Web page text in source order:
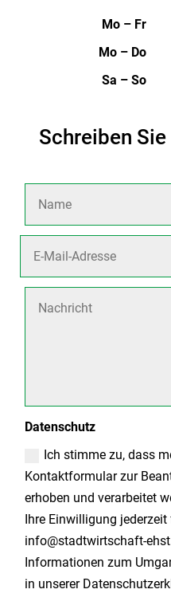
Mo – Fr
Mo – Do
Sa – So
Schreiben Sie
Datenschutz
Ich stimme zu, dass
Kontaktformular zur
erhoben und verarbeitet
Ihre Einwilligung
info@stadtwirtschaft-
Informationen zum
in unserer